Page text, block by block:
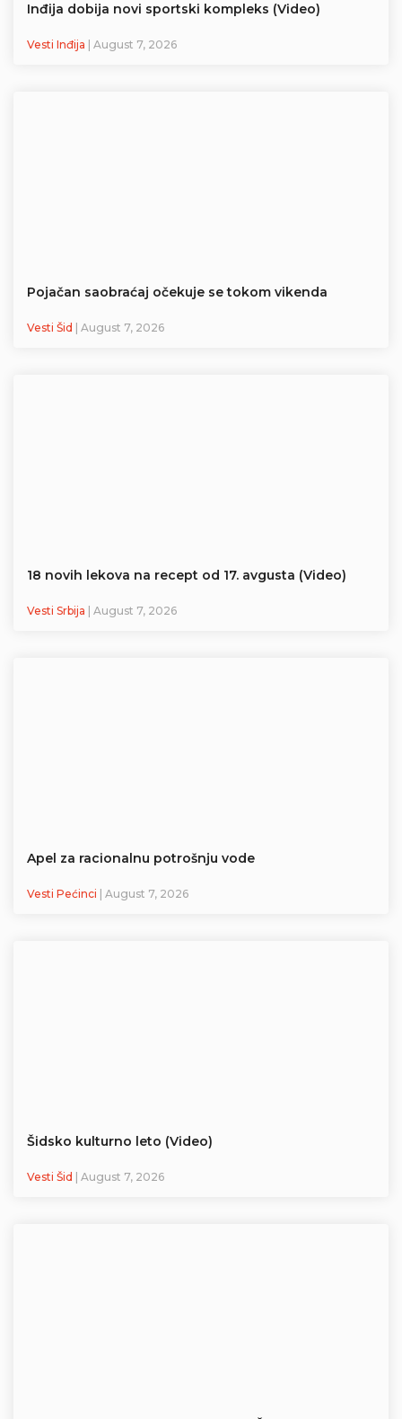
Inđija dobija novi sportski kompleks (Video)
Vesti Inđija | August 7, 2026
Pojačan saobraćaj očekuje se tokom vikenda
Vesti Šid | August 7, 2026
18 novih lekova na recept od 17. avgusta (Video)
Vesti Srbija | August 7, 2026
Apel za racionalnu potrošnju vode
Vesti Pećinci | August 7, 2026
Šidsko kulturno leto (Video)
Vesti Šid | August 7, 2026